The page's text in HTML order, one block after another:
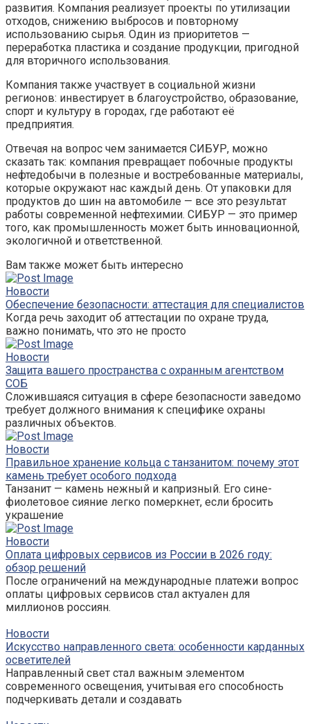
развития. Компания реализует проекты по утилизации
отходов, снижению выбросов и повторному
использованию сырья. Один из приоритетов —
переработка пластика и создание продукции, пригодной
для вторичного использования.
Компания также участвует в социальной жизни
регионов: инвестирует в благоустройство, образование,
спорт и культуру в городах, где работают её
предприятия.
Отвечая на вопрос чем занимается СИБУР, можно
сказать так: компания превращает побочные продукты
нефтедобычи в полезные и востребованные материалы,
которые окружают нас каждый день. От упаковки для
продуктов до шин на автомобиле — все это результат
работы современной нефтехимии. СИБУР — это пример
того, как промышленность может быть инновационной,
экологичной и ответственной.
Вам также может быть интересно
Новости
Обеспечение безопасности: аттестация для специалистов
Когда речь заходит об аттестации по охране труда,
важно понимать, что это не просто
Новости
Защита вашего пространства с охранным агентством
СОБ
Сложившаяся ситуация в сфере безопасности заведомо
требует должного внимания к специфике охраны
различных объектов.
Новости
Правильное хранение кольца с танзанитом: почему этот
камень требует особого подхода
Танзанит — камень нежный и капризный. Его сине-
фиолетовое сияние легко померкнет, если бросить
украшение
Новости
Оплата цифровых сервисов из России в 2026 году:
обзор решений
После ограничений на международные платежи вопрос
оплаты цифровых сервисов стал актуален для
миллионов россиян.
Новости
Искусство направленного света: особенности карданных
осветителей
Направленный свет стал важным элементом
современного освещения, учитывая его способность
подчеркивать детали и создавать